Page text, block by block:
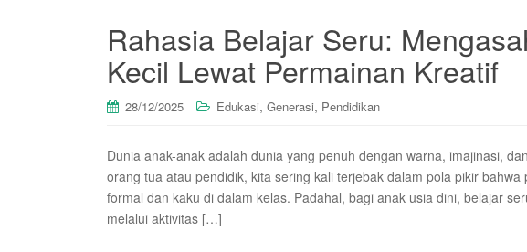
Rahasia Belajar Seru:
Kecil Lewat Permainan Kreatif
28/12/2025 Edukasi, Generasi, Pendidikan
Dunia anak-anak adalah dunia yang penuh dengan warna, imajinasi,
orang tua atau pendidik, kita sering kali terjebak dalam pola pikir
formal dan kaku di dalam kelas. Padahal, bagi anak usia dini, belajar
melalui aktivitas […]